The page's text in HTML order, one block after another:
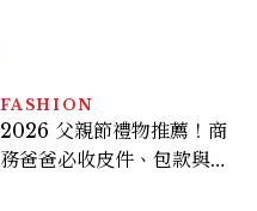
FASHION
2026 父親節禮物推薦！商
務爸爸必收皮件、包款與鞋